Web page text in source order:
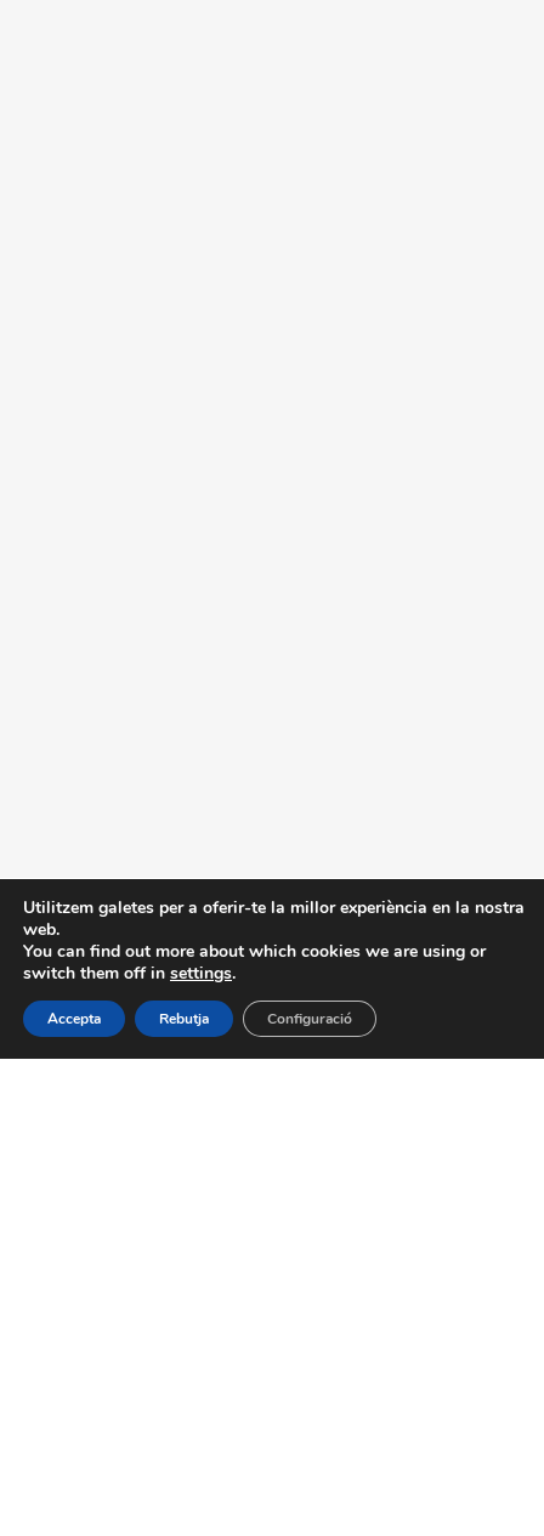
Utilitzem galetes per a oferir-te la millor experiència en la nostra
web.
You can find out more about which cookies we are using or
switch them off in settings.
Accepta Rebutja Configuració